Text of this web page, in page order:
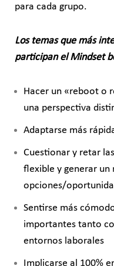
para cada grupo.
Los temas que más
participan el Mindset
Hacer un «reboot o
una perspectiva
Adaptarse más
Cuestionar y retar
flexible y generar un
opciones/
Sentirse más
importantes tanto
entornos laborales
Implicarse al 100%